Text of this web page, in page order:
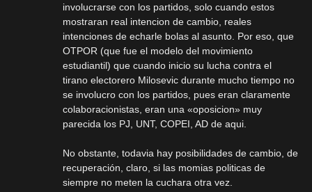
involucrarse con los partidos, solo cuando estos
mostraran real intencion de cambio, reales
intenciones de echarle bolas al asunto. Por eso, que
OTPOR (que fue el modelo del movimiento
estudiantil) que cuando inicio su lucha contra el
tirano electorero Milosevic durante mucho tiempo no
se involucro con los partidos, pues eran claramente
colaboracionistas, eran una «oposicion» muy
parecida los PJ, UNT, COPEI, AD de aqui.
No obstante, todavia hay posibilidades de cambio, de
recuperación, claro, si las momias politicas de
siempre no meten la cuchara otra vez.